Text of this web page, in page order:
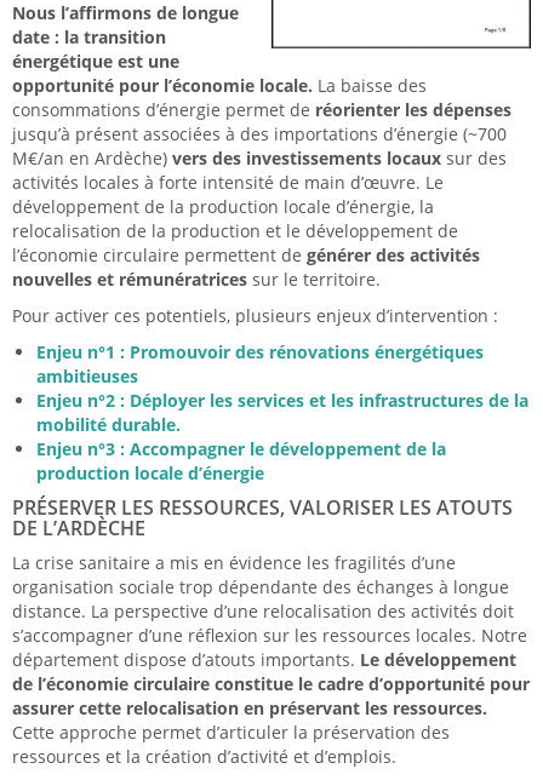
Nous l’affirmons de longue
date : la transition
énergétique est une
opportunité pour l’économie locale. La baisse des
consommations d’énergie permet de réorienter les dépenses
jusqu’à présent associées à des importations d’énergie (~700
M€/an en Ardèche) vers des investissements locaux sur des
activités locales à forte intensité de main d’œuvre. Le
développement de la production locale d’énergie, la
relocalisation de la production et le développement de
l’économie circulaire permettent de générer des activités
nouvelles et rémunératrices sur le territoire.
Pour activer ces potentiels, plusieurs enjeux d’intervention :
Enjeu n°1 : Promouvoir des rénovations énergétiques
ambitieuses
Enjeu n°2 : Déployer les services et les infrastructures de la
mobilité durable.
Enjeu n°3 : Accompagner le développement de la
production locale d’énergie
PRÉSERVER LES RESSOURCES, VALORISER LES ATOUTS
DE L’ARDÈCHE
La crise sanitaire a mis en évidence les fragilités d’une
organisation sociale trop dépendante des échanges à longue
distance. La perspective d’une relocalisation des activités doit
s’accompagner d’une réflexion sur les ressources locales. Notre
département dispose d’atouts importants. Le développement
de l’économie circulaire constitue le cadre d’opportunité pour
assurer cette relocalisation en préservant les ressources.
Cette approche permet d’articuler la préservation des
ressources et la création d’activité et d’emplois.